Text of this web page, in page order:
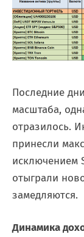
Последние
масштаба,
отразилось.
принесли
исключением
отыграли
замедляются.
Динамика